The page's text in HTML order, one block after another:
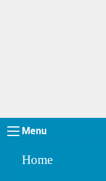
Menu
Home